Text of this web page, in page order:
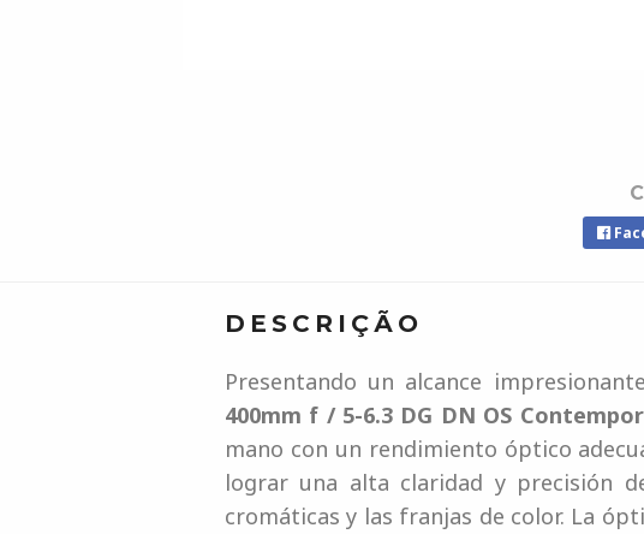
DESCRIÇÃO
Presentando un alcance
400mm f / 5-6.3 DG DN OS
mano con un rendimiento óptico
lograr una alta claridad y precisión
cromáticas y las franjas de color. La